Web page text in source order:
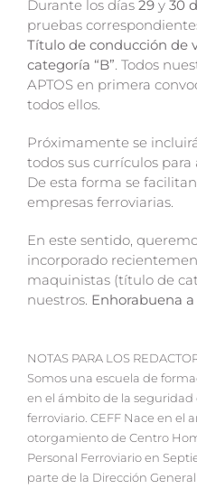
Durante los días 29 y 30
pruebas
Título de conducción de
categoría “B”. Todos
APTOS en primera
todos ellos.
Próximamente se
todos sus currículos
De esta forma se
empresas ferroviarias.
En este sentido,
incorporado
maquinistas (título de
nuestros. Enhorabuena
NOTAS PARA LOS
Somos una escuela de
en el ámbito de la seguridad
ferroviario. CEFF Nace en el
otorgamiento de Centro
Personal Ferroviario en
parte de la Dirección